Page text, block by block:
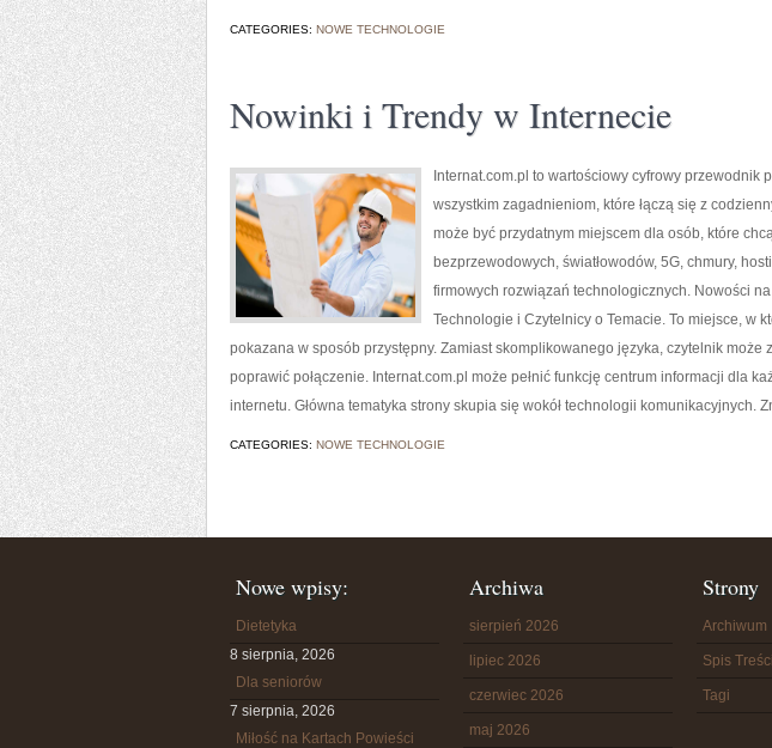
CATEGORIES: NOWE TECHNOLOGIE
Nowinki i Trendy w Internecie
Internat.com.pl to wartościowy cyfrowy przewodnik
wszystkim zagadnieniom, które łączą się z
może być przydatnym miejscem dla osób, które
bezprzewodowych, światłowodów, 5G, chmury,
firmowych rozwiązań technologicznych. Nowości
Technologie i Czytelnicy o Temacie. To miejsce, w
pokazana w sposób przystępny. Zamiast skomplikowanego języka, czytelnik może
poprawić połączenie. Internat.com.pl może pełnić funkcję centrum informacji dla
internetu. Główna tematyka strony skupia się wokół technologii komunikacyjnych.
CATEGORIES: NOWE TECHNOLOGIE
Nowe wpisy:
Dietetyka
8 sierpnia, 2026
Dla seniorów
7 sierpnia, 2026
Miłość na Kartach Powieści
Archiwa
sierpień 2026
lipiec 2026
czerwiec 2026
maj 2026
Strony
Archiwum
Spis Treści
Tagi